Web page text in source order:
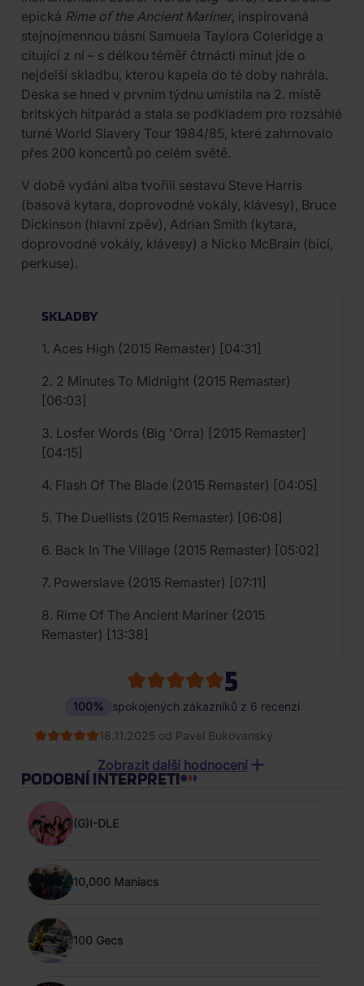
epická Rime of the Ancient Mariner, inspirovaná
stejnojmennou básní Samuela Taylora Coleridge a
citující z ní – s délkou téměř čtrnácti minut jde o
nejdelší skladbu, kterou kapela do té doby nahrála.
Deska se hned v prvním týdnu umístila na 2. místě
britských hitparád a stala se podkladem pro rozsáhlé
turné World Slavery Tour 1984/85, které zahrnovalo
přes 200 koncertů po celém světě.
V době vydání alba tvořili sestavu Steve Harris
(basová kytara, doprovodné vokály, klávesy), Bruce
Dickinson (hlavní zpěv), Adrian Smith (kytara,
doprovodné vokály, klávesy) a Nicko McBrain (bicí,
perkuse).
SKLADBY
1. Aces High (2015 Remaster) [04:31]
2. 2 Minutes To Midnight (2015 Remaster)
[06:03]
3. Losfer Words (Big 'Orra) [2015 Remaster]
[04:15]
4. Flash Of The Blade (2015 Remaster) [04:05]
5. The Duellists (2015 Remaster) [06:08]
6. Back In The Village (2015 Remaster) [05:02]
7. Powerslave (2015 Remaster) [07:11]
8. Rime Of The Ancient Mariner (2015
Remaster) [13:38]
5
100% spokojených zákazníků z 6 recenzí
18.11.2025 od Pavel Bukovanský
Zobrazit další hodnocení
15.04.2024 od Viktor F****
18.10.2023 od Jasna A********
PODOBNÍ INTERPRETI
(G)I-DLE
10,000 Maniacs
100 Gecs